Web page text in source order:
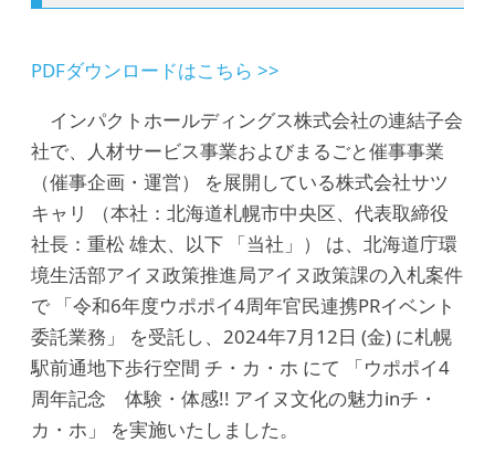
PDFダウンロードはこちら >>
インパクトホールディングス株式会社の連結子会
社で、人材サービス事業およびまるごと催事事業
（催事企画・運営） を展開している株式会社サツ
キャリ （本社：北海道札幌市中央区、代表取締役
社長：重松 雄太、以下 「当社」） は、北海道庁環
境生活部アイヌ政策推進局アイヌ政策課の入札案件
で 「令和6年度ウポポイ4周年官民連携PRイベント
委託業務」 を受託し、2024年7月12日 (金) に札幌
駅前通地下歩行空間 チ・カ・ホ にて 「ウポポイ4
周年記念 体験・体感!! アイヌ文化の魅力inチ・
カ・ホ」 を実施いたしました。